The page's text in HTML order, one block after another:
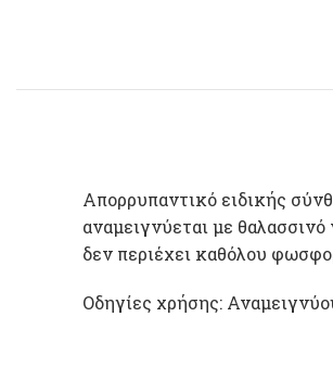
Απορρυπαντικό ειδικής
αναμειγνύεται με
δεν περιέχει καθόλου
Οδηγίες χρήσης: